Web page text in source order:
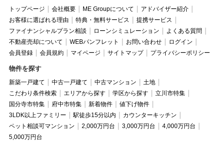
トップページ 会社概要 ME Groupについて
アドバイザー紹介
お客様に選ばれる理由
特典・無料サービス
提携サービス
ファイナンシャルプラン相談
ローンシミュレーション
よくある質問
不動産売却について
WEBパンフレット お問い合わせ
ログイン
会員登録
会員規約 マイページ サイトマップ プライバシーポリシー
物件を探す
新築一戸建て 中古一戸建て 中古マンション
土地
こだわり条件検索
エリアから探す 学区から探す
立川市特集
国分寺市特集
府中市特集 新着物件
値下げ物件
3LDK以上ファミリー
駅徒歩15分以内
カウンターキッチン
ペット相談可マンション
2,000万円台 3,000万円台
4,000万円台
5,000万円台